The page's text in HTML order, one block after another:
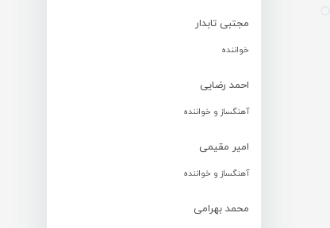
مجتبی تابدار
خواننده
احمد رضایی
آهنگساز و خواننده
امیر مقیمی
آهنگساز و خواننده
محمد بهرامی